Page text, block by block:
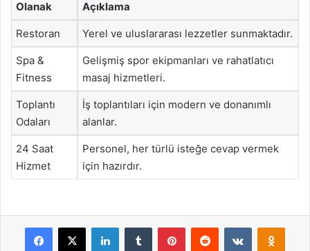
Olanak Açıklama
Restoran Yerel ve uluslararası lezzetler sunmaktadır.
Spa &
Fitness
Gelişmiş spor ekipmanları ve rahatlatıcı
masaj hizmetleri.
Toplantı
Odaları
İş toplantıları için modern ve donanımlı
alanlar.
24 Saat
Hizmet
Personel, her türlü isteğe cevap vermek
için hazırdır.
Facebook
X LinkedInTumblr PinterestReddit VKontakte